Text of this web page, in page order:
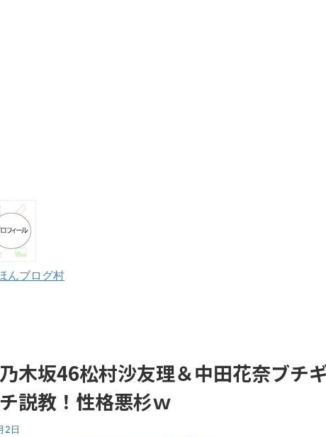
んブログ村
乃木坂46松村沙友理＆中田花奈ブチ
説教！性格悪杉ｗ
2日